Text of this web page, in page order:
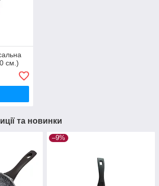
см.)
та новинки
–9%